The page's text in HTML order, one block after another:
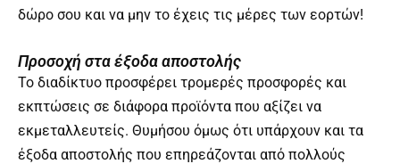
δώρο σου και να μην το έχεις τις μέρες των εορτών!
Προσοχή στα έξοδα αποστολής
Το διαδίκτυο προσφέρει τρομερές προσφορές και
εκπτώσεις σε διάφορα προϊόντα που αξίζει να
εκμεταλλευτείς. Θυμήσου όμως ότι υπάρχουν και τα
έξοδα αποστολής που επηρεάζονται από πολλούς